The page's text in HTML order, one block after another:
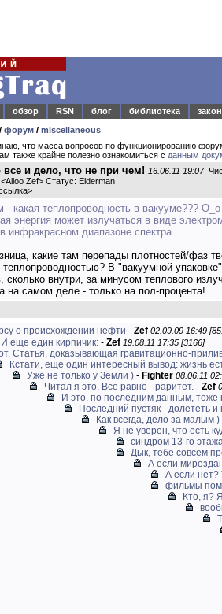
обзор RSN блог библиотека закон
/ форум / miscellaneous
что масса вопросов по функционированию
также крайне полезно ознакомиться с данным
все и дело, что не при чем! 16.06.11 19:07
Zef> Статус: Elderman
>
- какая теплопроводность в вакууме??? O_o
энергия может излучаться в виде
инфракрасном диапазоне спектра.
какие там перепады плотностей/фаз
В "вакуумной
сколько внутри, за минусом теплового
на самом деле - только на пол-процента!
о происхождении нефти - Zef 02.09.09 16:49
И еще един кирпичик: - Zef 19.08.11 17:35 [3166]
Статья, доказывающая гравитационно-
Кстати, еще один интересный вывод: жизнь
Уже не только у Земли ) - Fighter 08.06.11
Читал я это. Все равно - раритет. - Zef
И это, по последним данным, тоже
Последний пустяк - долететь
Как всегда, дело за малым )
Я не уверен, что есть
синдром 13-го
Дык, тебе совсем
А если
А если нет?
фильмы
Кто, я?